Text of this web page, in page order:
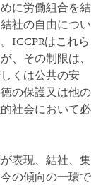
に労働組合を結
社の自由につい
ICCPRはこれら
、その制限は、
くは公共の安
の保護又は他の
社会において必
表現、結社、集
の傾向の一環で